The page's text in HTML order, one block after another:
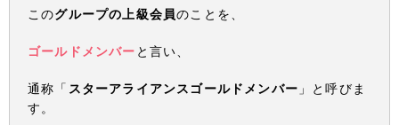
このグループの上級会員のことを、
ゴールドメンバー と言い、
通称「 スターアライアンスゴールドメンバー 」と呼びま
す。